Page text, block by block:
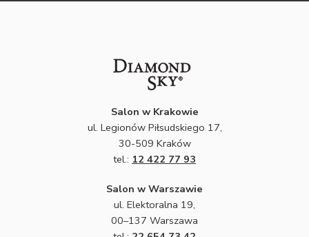
Salon w Krakowie
ul. Legionów Piłsudskiego 17,
30-509 Kraków
tel.: 12 422 77 93
Salon w Warszawie
ul. Elektoralna 19,
00–137 Warszawa